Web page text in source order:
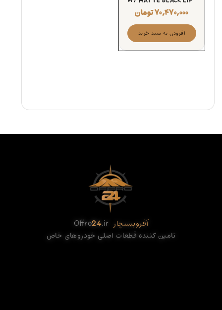
۷۰,۴۷۰,۰۰۰تومان
افزودن به سبد خرید
آفروبیسچار Offro24.ir
تامین کننده قطعات اصلی خودروهای خاص